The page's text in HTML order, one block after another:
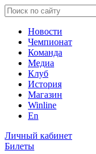
Новости
Чемпионат
Команда
Медиа
Клуб
История
Магазин
Winline
En
Личный кабинет
Билеты